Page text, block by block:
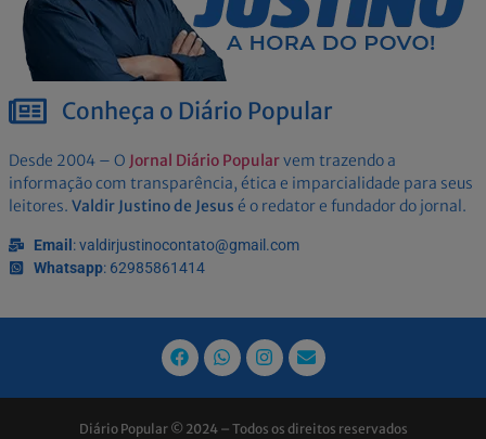
Conheça o Diário Popular
Desde 2004 – O Jornal Diário Popularvem trazendo a
informação com transparência, ética e imparcialidade para seus
leitores. Valdir Justino de Jesus é o redator e fundador do jornal.
Email : valdirjustinocontato@gmail.com
Whatsapp: 62985861414
Diário Popular © 2024 – Todos os direitos reservados